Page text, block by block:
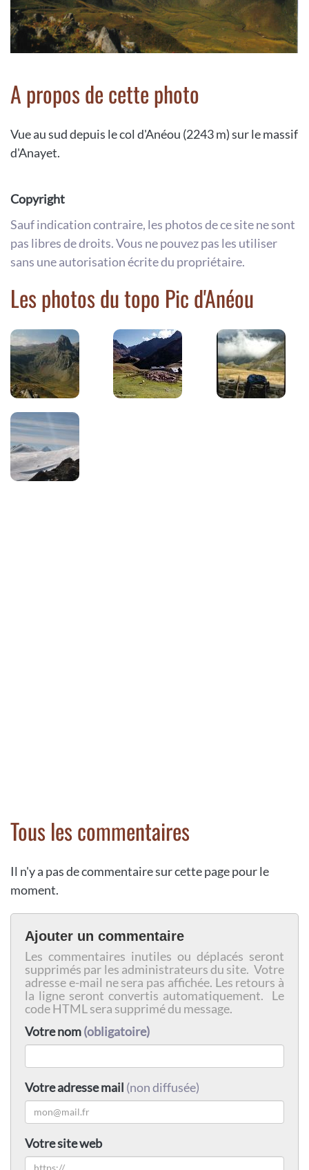
A propos de cette photo
Vue au sud depuis le col d'Anéou (2243 m) sur le massif
d'Anayet.
Copyright
Sauf indication contraire, les photos de ce site ne sont
pas libres de droits. Vous ne pouvez pas les utiliser
sans une autorisation écrite du propriétaire.
Les photos du topo Pic d'Anéou
Tous les commentaires
Il n'y a pas de commentaire sur cette page pour le
moment.
Ajouter un commentaire
Les commentaires inutiles ou déplacés seront
supprimés par les administrateurs du site. Votre
adresse e-mail ne sera pas affichée. Les retours à
la ligne seront convertis automatiquement. Le
code HTML sera supprimé du message.
Votre nom(obligatoire)
Votre adresse mail (non diffusée)
Votre site web